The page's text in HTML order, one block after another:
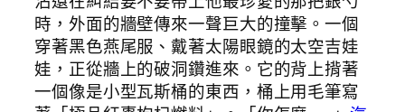
時，外面的牆壁傳來一聲巨大的撞擊。一個
穿著黑色燕尾服、戴著太陽眼鏡的太空吉娃
娃，正從牆上的破洞鑽進來。它的背上揹著
一個像是小型瓦斯桶的東西，桶上用毛筆寫